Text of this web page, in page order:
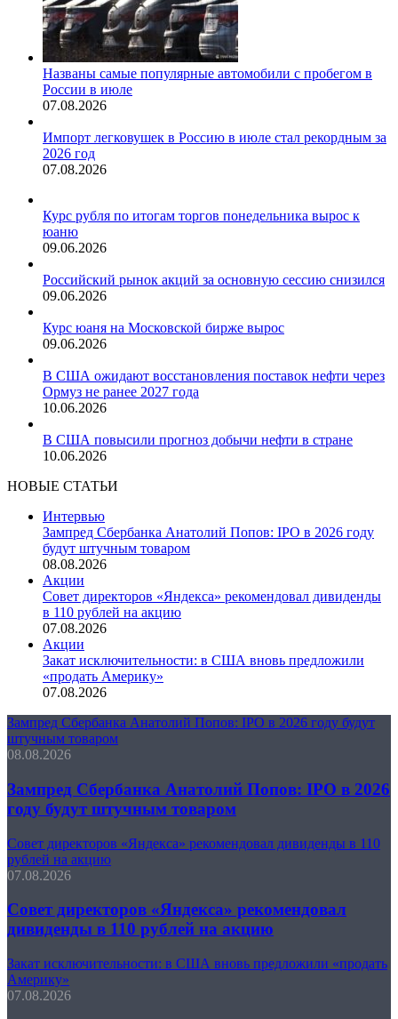
Названы самые популярные автомобили с пробегом в
России в июле
07.08.2026
Импорт легковушек в Россию в июле стал рекордным за
2026 год
07.08.2026
Курс рубля по итогам торгов понедельника вырос к
юаню
09.06.2026
Российский рынок акций за основную сессию снизился
09.06.2026
Курс юаня на Московской бирже вырос
09.06.2026
В США ожидают восстановления поставок нефти через
Ормуз не ранее 2027 года
10.06.2026
В США повысили прогноз добычи нефти в стране
10.06.2026
НОВЫЕ СТАТЬИ
Интервью
Зампред Сбербанка Анатолий Попов: IPO в 2026 году
будут штучным товаром
08.08.2026
Акции
Совет директоров «Яндекса» рекомендовал дивиденды
в 110 рублей на акцию
07.08.2026
Акции
Закат исключительности: в США вновь предложили
«продать Америку»
07.08.2026
Зампред Сбербанка Анатолий Попов: IPO в 2026 году будут
штучным товаром
08.08.2026
Зампред Сбербанка Анатолий Попов: IPO в 2026
году будут штучным товаром
Совет директоров «Яндекса» рекомендовал дивиденды в 110
рублей на акцию
07.08.2026
Совет директоров «Яндекса» рекомендовал
дивиденды в 110 рублей на акцию
Закат исключительности: в США вновь предложили «продать
Америку»
07.08.2026